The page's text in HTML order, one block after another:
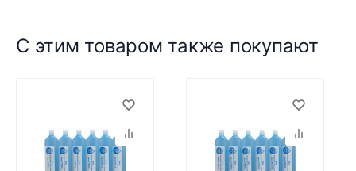
С этим товаром также покупают